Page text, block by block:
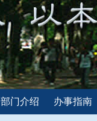
部门介绍 办事指南